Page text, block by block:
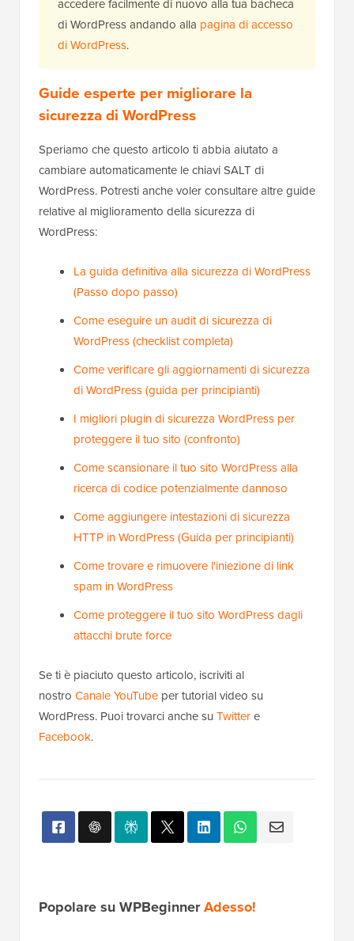
accedere facilmente di nuovo alla tua bacheca
di WordPress andando alla pagina di accesso
di WordPress.
Guide esperte per migliorare la
sicurezza di WordPress
Speriamo che questo articolo ti abbia aiutato a
cambiare automaticamente le chiavi SALT di
WordPress. Potresti anche voler consultare altre guide
relative al miglioramento della sicurezza di
WordPress:
La guida definitiva alla sicurezza di WordPress
(Passo dopo passo)
Come eseguire un audit di sicurezza di
WordPress (checklist completa)
Come verificare gli aggiornamenti di sicurezza
di WordPress (guida per principianti)
I migliori plugin di sicurezza WordPress per
proteggere il tuo sito (confronto)
Come scansionare il tuo sito WordPress alla
ricerca di codice potenzialmente dannoso
Come aggiungere intestazioni di sicurezza
HTTP in WordPress (Guida per principianti)
Come trovare e rimuovere l'iniezione di link
spam in WordPress
Come proteggere il tuo sito WordPress dagli
attacchi brute force
Se ti è piaciuto questo articolo, iscriviti al
nostro Canale YouTube per tutorial video su
WordPress. Puoi trovarci anche su Twittere
Facebook.
Popolare su WPBeginnerAdesso!